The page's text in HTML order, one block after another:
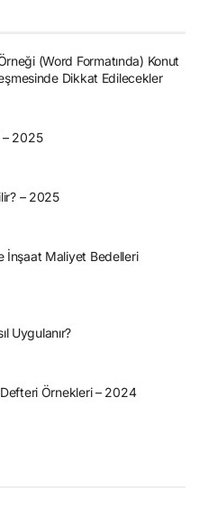
(Word Formatında) Konut
Dikkat Edilecekler
– 2025
– 2025
İnşaat Maliyet Bedelleri
Uygulanır?
Örnekleri – 2024